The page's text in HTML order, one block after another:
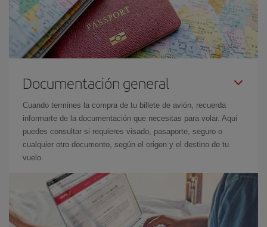
Documentación general
Cuando termines la compra de tu billete de avión, recuerda
informarte de la documentación que necesitas para volar. Aquí
puedes consultar si requieres visado, pasaporte, seguro o
cualquier otro documento, según el origen y el destino de tu
vuelo.